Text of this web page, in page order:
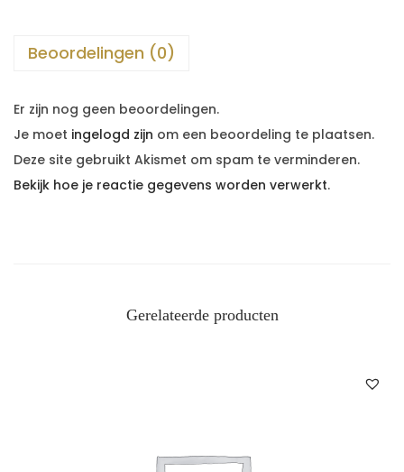
Beoordelingen (0)
Er zijn nog geen beoordelingen.
Je moet ingelogd zijn om een beoordeling te plaatsen.
Deze site gebruikt Akismet om spam te verminderen.
Bekijk hoe je reactie gegevens worden verwerkt.
Gerelateerde producten